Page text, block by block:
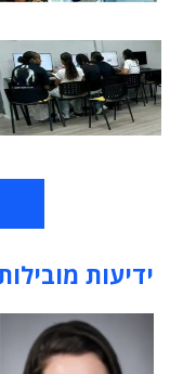
תוכן פרסומי
ידיעות